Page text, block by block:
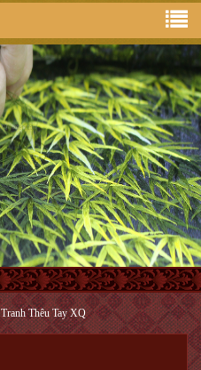
Tranh Thêu Tay XQ